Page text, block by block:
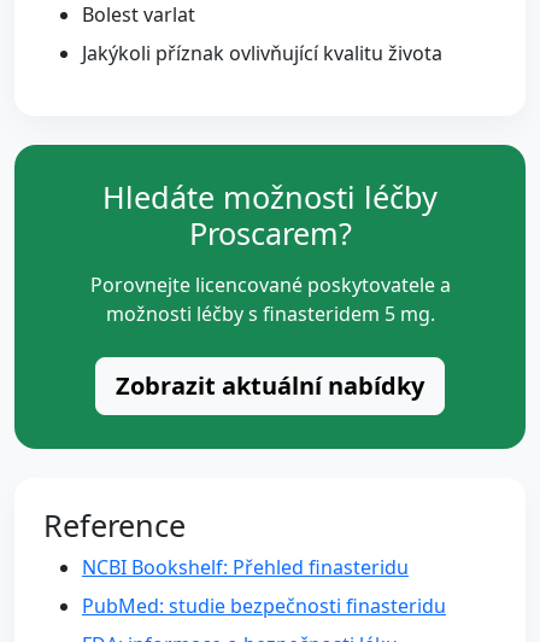
Bolest varlat
Jakýkoli příznak ovlivňující kvalitu života
Hledáte možnosti léčby
Proscarem?
Porovnejte licencované poskytovatele a
možnosti léčby s finasteridem 5 mg.
Zobrazit aktuální nabídky
Reference
NCBI Bookshelf: Přehled finasteridu
PubMed: studie bezpečnosti finasteridu